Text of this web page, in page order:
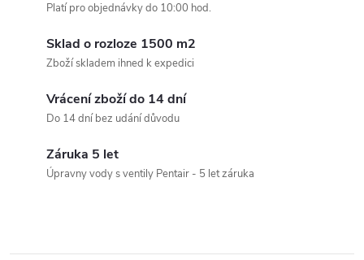
Platí pro objednávky do 10:00 hod.
Sklad o rozloze 1500 m2
Zboží skladem ihned k expedici
Vrácení zboží do 14 dní
Do 14 dní bez udání důvodu
Záruka 5 let
Úpravny vody s ventily Pentair - 5 let záruka